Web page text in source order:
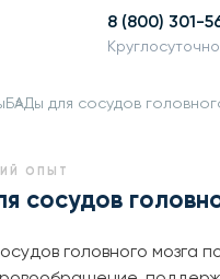
8 (800) 301-
БАДы для сосудов
ОПЫТ
сосудов
головного мозга